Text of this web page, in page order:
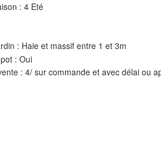
: 4 Eté
: Haie et massif entre 1 et 3m
: Oui
: 4/ sur commande et avec délai ou